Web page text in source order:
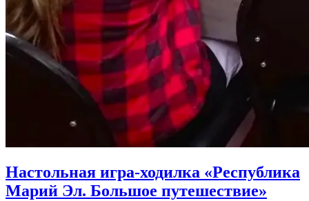
Настольная игра-ходилка «Республика
Марий Эл. Большое путешествие»